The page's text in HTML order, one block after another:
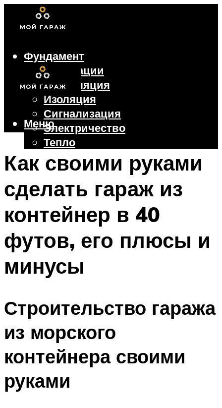
Фундамент
Коммуникации
Вентиляция
Изоляция
Сигнализация
Электричество
Тепло
Крыша
Ворота
Меню
Меню
Как своими руками
сделать гараж из
контейнер в 40
футов, его плюсы и
минусы
Строительство гаража
из морского
контейнера своими
руками